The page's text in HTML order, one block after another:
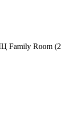
Family Room (2